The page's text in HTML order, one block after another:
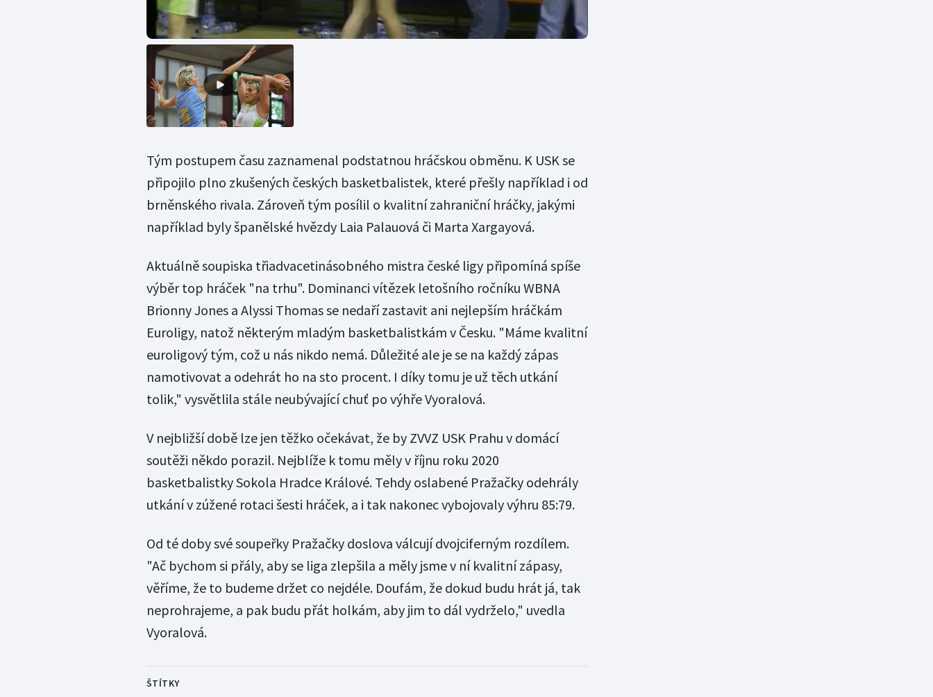
Tým postupem času zaznamenal podstatnou hráčskou obměnu. K USK se
připojilo plno zkušených českých basketbalistek, které přešly například i od
brněnského rivala. Zároveň tým posílil o kvalitní zahraniční hráčky, jakými
například byly španělské hvězdy Laia Palauová či Marta Xargayová.
Aktuálně soupiska třiadvacetinásobného mistra české ligy připomíná spíše
výběr top hráček "na trhu". Dominanci vítězek letošního ročníku WBNA
Brionny Jones a Alyssi Thomas se nedaří zastavit ani nejlepším hráčkám
Euroligy, natož některým mladým basketbalistkám v Česku. "Máme kvalitní
euroligový tým, což u nás nikdo nemá. Důležité ale je se na každý zápas
namotivovat a odehrát ho na sto procent. I díky tomu je už těch utkání
tolik," vysvětlila stále neubývající chuť po výhře Vyoralová.
V nejbližší době lze jen těžko očekávat, že by ZVVZ USK Prahu v domácí
soutěži někdo porazil. Nejblíže k tomu měly v říjnu roku 2020
basketbalistky Sokola Hradce Králové. Tehdy oslabené Pražačky odehrály
utkání v zúžené rotaci šesti hráček, a i tak nakonec vybojovaly výhru 85:79.
Od té doby své soupeřky Pražačky doslova válcují dvojciferným rozdílem.
"Ač bychom si přály, aby se liga zlepšila a měly jsme v ní kvalitní zápasy,
věříme, že to budeme držet co nejdéle. Doufám, že dokud budu hrát já, tak
neprohrajeme, a pak budu přát holkám, aby jim to dál vydrželo," uvedla
Vyoralová.
ŠTÍTKY